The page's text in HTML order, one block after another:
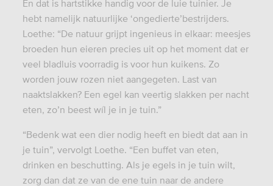
En dat is hartstikke handig voor de luie tuinier. Je
hebt namelijk natuurlijke ‘ongedierte’bestrijders.
Loethe: “De natuur grijpt ingenieus in elkaar: meesjes
broeden hun eieren precies uit op het moment dat er
veel bladluis voorradig is voor hun kuikens. Zo
worden jouw rozen niet aangegeten. Last van
naaktslakken? Een egel kan veertig slakken per nacht
eten, zo’n beest wíl je in je tuin.”
“Bedenk wat een dier nodig heeft en biedt dat aan in
je tuin”, vervolgt Loethe. “Een buffet van eten,
drinken en beschutting. Als je egels in je tuin wilt,
zorg dan dat ze van de ene tuin naar de andere